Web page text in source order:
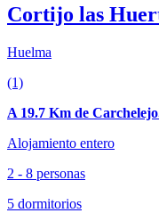
Cortijo las
Huelma
(1)
A 19.7 Km de
Alojamiento entero
2 - 8 personas
5 dormitorios